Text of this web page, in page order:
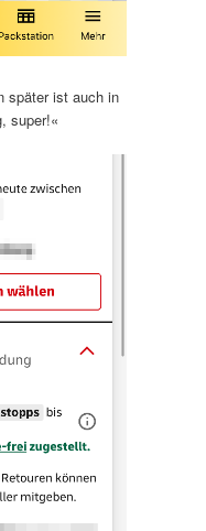
später ist auch in
super!«